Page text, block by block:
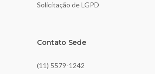
Solicitação de LGPD
Contato Sede
(11) 5579-1242